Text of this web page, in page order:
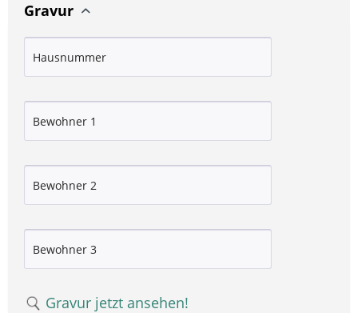
Gravur
Gravur jetzt ansehen!